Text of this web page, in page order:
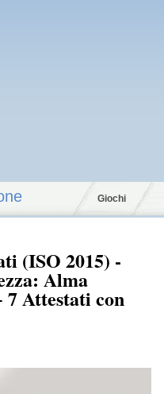
Giochi
(ISO 2015) -
Alma
Attestati con